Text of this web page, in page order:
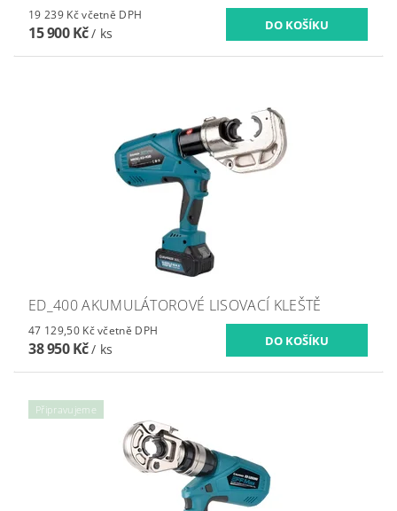
19 239 Kč včetně DPH
15 900 Kč/ ks
ED_400 AKUMULÁTOROVÉ LISOVACÍ KLEŠTĚ
47 129,50 Kč včetně DPH
38 950 Kč/ ks
Připravujeme